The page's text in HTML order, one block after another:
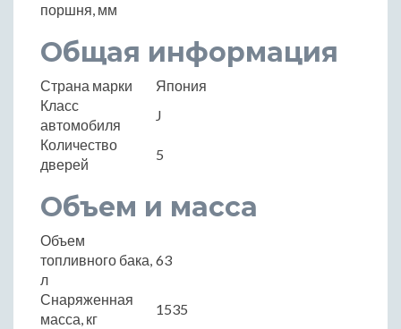
поршня, мм
Общая информация
Страна марки
Япония
Класс
автомобиля
J
Количество
дверей
5
Объем и масса
Объем
топливного бака,
л
63
Снаряженная
масса, кг
1535